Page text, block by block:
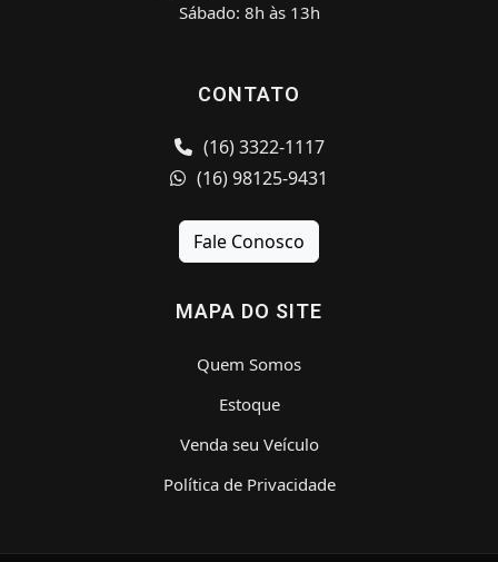
Sábado: 8h às 13h
CONTATO
(16) 3322-1117
(16) 98125-9431
Fale Conosco
MAPA DO SITE
Quem Somos
Estoque
Venda seu Veículo
Política de Privacidade